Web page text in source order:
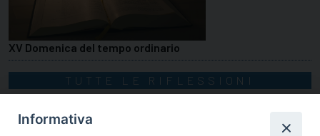
XV Domenica del tempo ordinario
TUTTE LE RIFLESSIONI
Informativa